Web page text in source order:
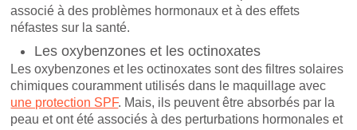
associé à des problèmes hormonaux et à des effets
néfastes sur la santé.
Les oxybenzones et les octinoxates
Les oxybenzones et les octinoxates sont des filtres solaires
chimiques couramment utilisés dans le maquillage avec
une protection SPF. Mais, ils peuvent être absorbés par la
peau et ont été associés à des perturbations hormonales et